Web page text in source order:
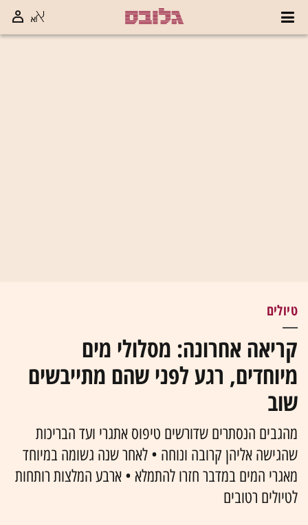
טיולים
קריאה אחרונה: מסלולי מים
מיוחדים, רגע לפני שהם מתייבשים
שוב
מהגבים הנסתרים שדורשים טיפוס אתגרי ועד הבריכות
שהגישה אליהן קרובה ונוחה • לאחר שנה גשומה במיוחד
מאגרי המים במדבר חזרו להתמלא • ארבע המלצות רותחות
לטיולים רטובים